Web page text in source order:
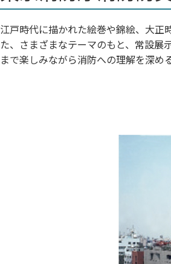
江戸時代に描かれた絵巻や錦絵、大正
た、さまざまなテーマのもと、常設展
まで楽しみながら消防への理解を深め